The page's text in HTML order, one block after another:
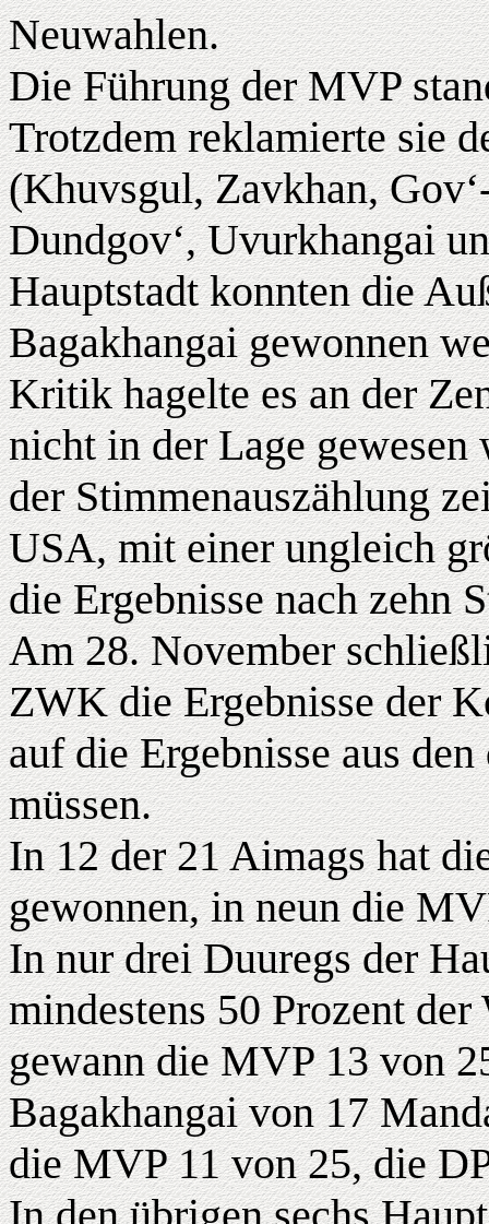
Neuwahlen.
Die Führung der MVP
Trotzdem reklamierte sie
(Khuvsgul, Zavkhan,
Dundgov‘, Uvurkhangai
Hauptstadt konnten die
Bagakhangai gewonnen
Kritik hagelte es an der
nicht in der Lage gewesen
der Stimmenauszählung
USA, mit einer ungleich
die Ergebnisse nach zehn
Am 28. November
ZWK die Ergebnisse der
auf die Ergebnisse aus
müssen.
In 12 der 21 Aimags hat
gewonnen, in neun die
In nur drei Duuregs der
mindestens 50 Prozent
gewann die MVP 13 von
Bagakhangai von 17
die MVP 11 von 25, die